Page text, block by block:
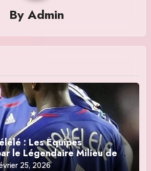
By Admin
: Les Équipes
le Légendaire Milieu de
25, 2026